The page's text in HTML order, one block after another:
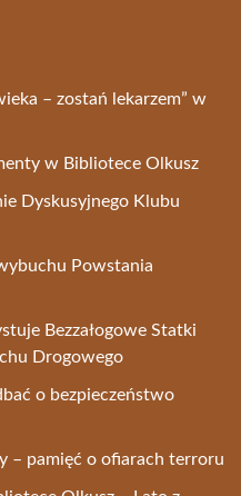
– zostań lekarzem” w
w Bibliotece Olkusz
Dyskusyjnego Klubu
Powstania
Bezzałogowe Statki
Drogowego
o bezpieczeństwo
– pamięć o ofiarach terroru